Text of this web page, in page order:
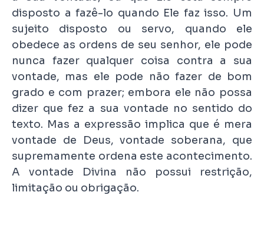
disposto a fazê-lo quando Ele faz isso. Um
sujeito disposto ou servo, quando ele
obedece as ordens de seu senhor, ele pode
nunca fazer qualquer coisa contra a sua
vontade, mas ele pode não fazer de bom
grado e com prazer; embora ele não possa
dizer que fez a sua vontade no sentido do
texto. Mas a expressão implica que é mera
vontade de Deus, vontade soberana, que
supremamente ordena este acontecimento.
A vontade Divina não possui restrição,
limitação ou obrigação.